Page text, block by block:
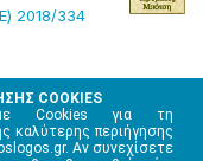
COOKIES
Cookies για τη
καλύτερης περιήγησης
Αν συνεχίσετε
2018/334
220242